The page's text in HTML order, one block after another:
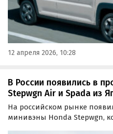
12 апреля 2026, 10:28
В России появились в
Stepwgn Air и Spada из
На российском рынке
минивэны Honda Stepwgn,